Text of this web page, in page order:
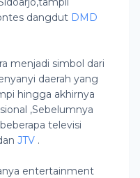
dangdut DMD
menjadi simbol dari
daerah yang
hingga akhirnya
,Sebelumnya
televisi
JTV .
entertainment